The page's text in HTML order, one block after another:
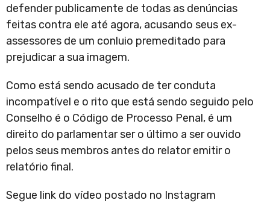
defender publicamente de todas as denúncias
feitas contra ele até agora, acusando seus ex-
assessores de um conluio premeditado para
prejudicar a sua imagem.
Como está sendo acusado de ter conduta
incompatível e o rito que está sendo seguido pelo
Conselho é o Código de Processo Penal, é um
direito do parlamentar ser o último a ser ouvido
pelos seus membros antes do relator emitir o
relatório final.
Segue link do vídeo postado no Instagram